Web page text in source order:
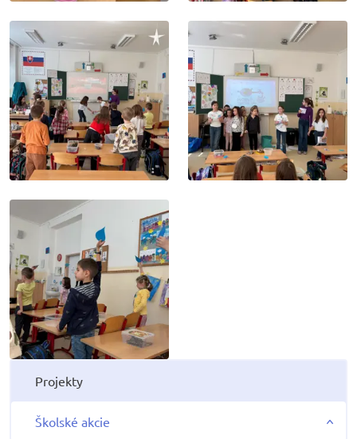
Projekty
Školské akcie